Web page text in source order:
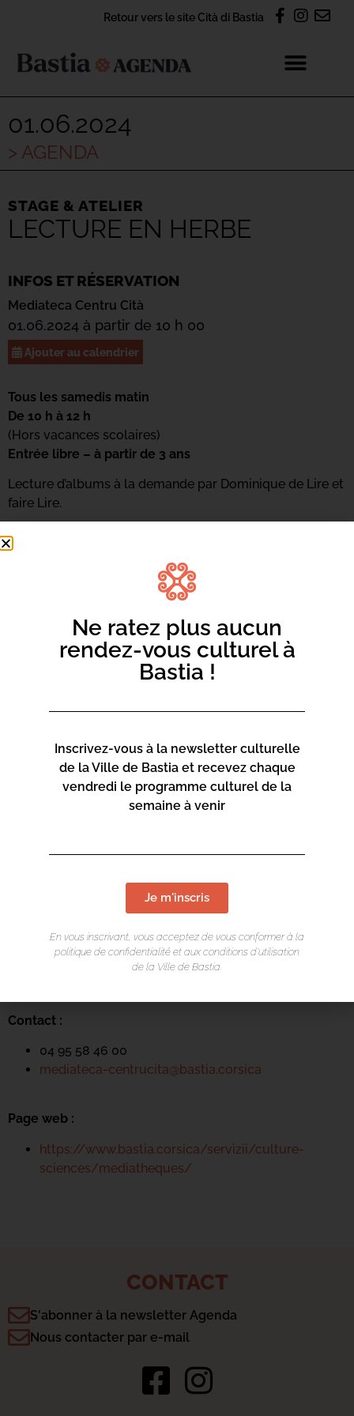
Retour vers le site Cità di Bastia
01.06.2024
> AGENDA
STAGE & ATELIER
LECTURE EN HERBE
INFOS ET RÉSERVATION
Mediateca Centru Cità
01.06.2024 à partir de 10 h 00
Ajouter au calendrier
Tous les samedis matin
De 10 h à 12 h
(Hors vacances scolaires)
Entrée libre – à partir de 3 ans
Lecture d’albums à la demande par Dominique de Lire et
faire Lire.
Pour s’inscrire : 04 95 58 46 05
Ou par mail : mediateca-centrucita@bastia.corsica
LIEU DE L'ÉVÉNEMENT
Place du Théatre
Contact :
04 95 58 46 00
mediateca-centrucita@bastia.corsica
Page web :
https://www.bastia.corsica/servizii/culture-
sciences/mediatheques/
CONTACT
S'abonner à la newsletter Agenda
Nous contacter par e-mail
Ne ratez plus aucun
rendez-vous culturel à
Bastia !
Inscrivez-vous à la newsletter culturelle
de la Ville de Bastia et recevez chaque
vendredi le programme culturel de la
semaine à venir
Je m'inscris
En vous inscrivant, vous acceptez de vous conformer à la
politique de confidentialité et aux conditions d’utilisation
de la Ville de Bastia.